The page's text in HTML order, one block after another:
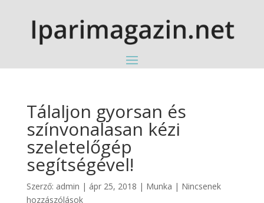
Tálaljon gyorsan és
színvonalasan kézi
szeletelőgép
segítségével!
Szerző: admin | ápr 25, 2018 | Munka | Nincsenek
hozzászólások